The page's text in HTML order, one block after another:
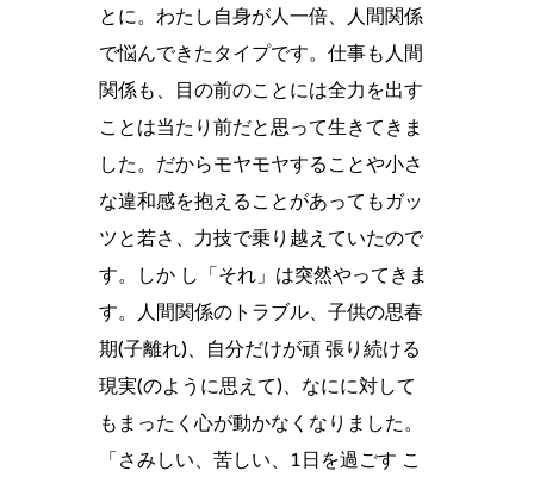
とに。わたし自身が人一倍、人間関係
で悩んできたタイプです。仕事も人間
関係も、目の前のことには全力を出す
ことは当たり前だと思って生きてきま
した。だからモヤモヤすることや小さ
な違和感を抱えることがあってもガッ
ツと若さ、力技で乗り越えていたので
す。しか し「それ」は突然やってきま
す。人間関係のトラブル、子供の思春
期(子離れ)、自分だけが頑 張り続ける
現実(のように思えて)、なにに対して
もまったく心が動かなくなりました。
「さみしい、苦しい、1日を過ごす こ